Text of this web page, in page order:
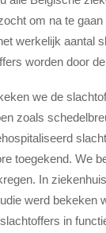
om na te
werkelijk aantal
worden door
we de
zoals
toegekend. We
In
werd bekeken
in